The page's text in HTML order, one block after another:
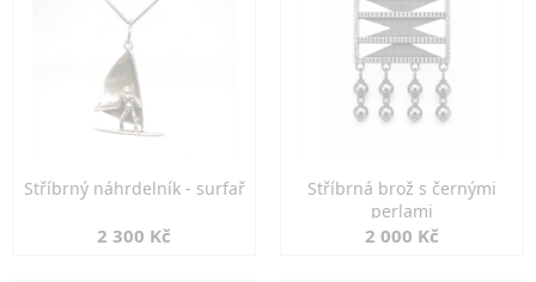
Stříbrný náhrdelník - surfař
2 300 Kč
Stříbrná brož s černými
perlami
2 000 Kč